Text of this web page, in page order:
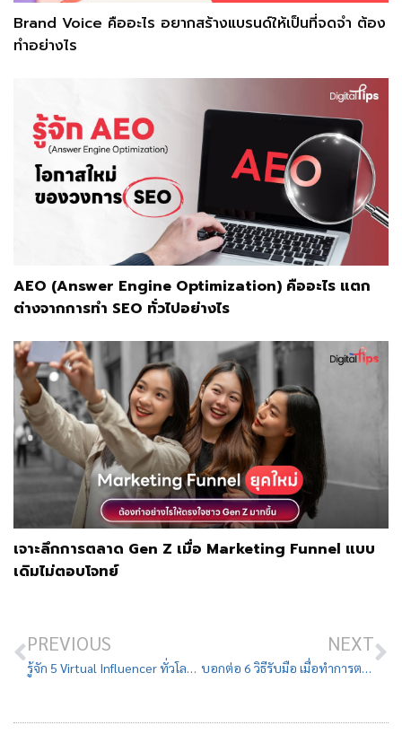
Brand Voice คืออะไร อยากสร้างแบรนด์ให้เป็นที่จดจำ ต้อง
ทำอย่างไร
AEO (Answer Engine Optimization) คืออะไร แตก
ต่างจากการทำ SEO ทั่วไปอย่างไร
เจาะลึกการตลาด Gen Z เมื่อ Marketing Funnel แบบ
เดิมไม่ตอบโจทย์
PREVIOUS
รู้จัก 5 Virtual Influencer ทั่วโลก ผู้เขย่าวงการอินฟลูให้สั่นสะเทือน
NEXT
บอกต่อ 6 วิธีรับมือ เมื่อทำการตลาดออนไลน์แล้วยอดขายตก